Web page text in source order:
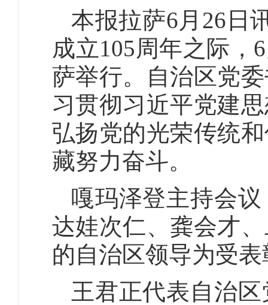
本报拉萨6月26日
成立105周年之际，
萨举行。自治区党
习贯彻习近平党建
弘扬党的光荣传统
藏努力奋斗。
嘎玛泽登主持会
达娃次仁、龚会才
的自治区领导为受
王君正代表自治